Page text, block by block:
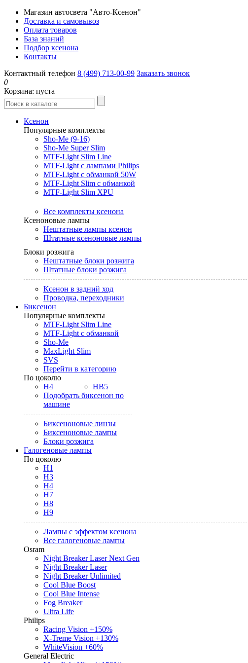
Магазин автосвета "Авто-Ксенон"
Доставка и самовывоз
Оплата товаров
База знаний
Подбор ксенона
Контакты
Контактный телефон 8 (499) 713-00-99 Заказать звонок
0
Корзина: пуста
Ксенон
Популярные комплекты
Sho-Me (9-16)
Sho-Me Super Slim
MTF-Light Slim Line
MTF-Light с лампами Philips
MTF-Light с обманкой 50W
MTF-Light Slim с обманкой
MTF-Light Slim XPU
Все комплекты ксенона
Ксеноновые лампы
Нештатные лампы ксенон
Штатные ксеноновые лампы
Блоки розжига
Нештатные блоки розжига
Штатные блоки розжига
Ксенон в задний ход
Проводка, переходники
Биксенон
Популярные комплекты
MTF-Light Slim Line
MTF-Light с обманкой
Sho-Me
MaxLight Slim
SVS
Перейти в категорию
По цоколю
H4
HB5
Подобрать биксенон по
машине
Биксеноновые линзы
Биксеноновые лампы
Блоки розжига
Галогеновые лампы
По цоколю
H1
H3
H4
H7
H8
H9
Лампы с эффектом ксенона
Все галогеновые лампы
Osram
Night Breaker Laser Next Gen
Night Breaker Laser
Night Breaker Unlimited
Cool Blue Boost
Cool Blue Intense
Fog Breaker
Ultra Life
Philips
Racing Vision +150%
X-Treme Vision +130%
WhiteVision +60%
General Electric